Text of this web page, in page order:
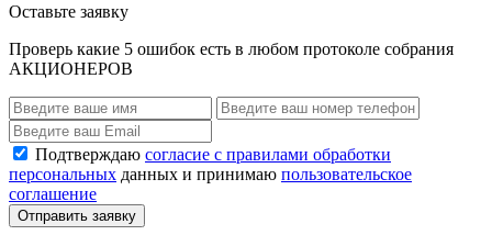
Оставьте заявку
Проверь какие 5 ошибок есть в любом протоколе собрания
АКЦИОНЕРОВ
Подтверждаю согласие с правилами обработки
персональных данных и принимаю пользовательское
соглашение
Отправить заявку